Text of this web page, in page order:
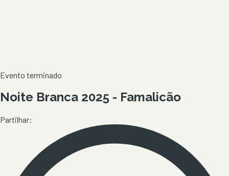
Evento terminado
Noite Branca 2025 - Famalicão
Partilhar: